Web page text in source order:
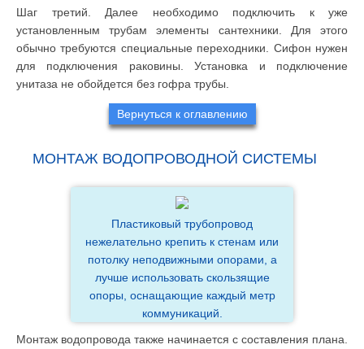
Шаг третий. Далее необходимо подключить к уже
установленным трубам элементы сантехники. Для этого
обычно требуются специальные переходники. Сифон нужен
для подключения раковины. Установка и подключение
унитаза не обойдется без гофра трубы.
Вернуться к оглавлению
МОНТАЖ ВОДОПРОВОДНОЙ СИСТЕМЫ
Пластиковый трубопровод
нежелательно крепить к стенам или
потолку неподвижными опорами, а
лучше использовать скользящие
опоры, оснащающие каждый метр
коммуникаций.
Монтаж водопровода также начинается с составления плана.